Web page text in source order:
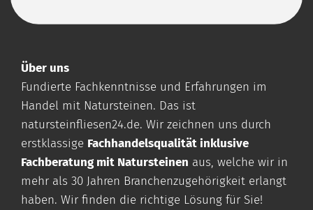
Über uns
Fundierte Fachkenntnisse und Erfahrungen im
Handel mit Natursteinen. Das ist
natursteinfliesen24.de. Wir zeichnen uns durch
erstklassige Fachhandelsqualität inklusive
Fachberatung mit Natursteinen aus, welche wir in
mehr als 30 Jahren Branchenzugehörigkeit erlangt
haben. Wir finden die richtige Lösung für Sie!